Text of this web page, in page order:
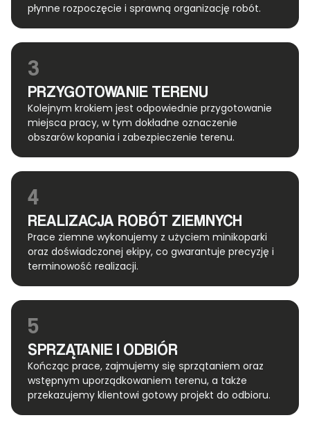
płynne rozpoczęcie i sprawną organizację robót.
3
PRZYGOTOWANIE TERENU
Kolejnym krokiem jest odpowiednie przygotowanie
miejsca pracy, w tym dokładne oznaczenie
obszarów kopania i zabezpieczenie terenu.
4
REALIZACJA ROBÓT ZIEMNYCH
Prace ziemne wykonujemy z użyciem minikoparki
oraz doświadczonej ekipy, co gwarantuje precyzję i
terminowość realizacji.
5
SPRZĄTANIE I ODBIÓR
Kończąc prace, zajmujemy się sprzątaniem oraz
wstępnym uporządkowaniem terenu, a także
przekazujemy klientowi gotowy projekt do odbioru.